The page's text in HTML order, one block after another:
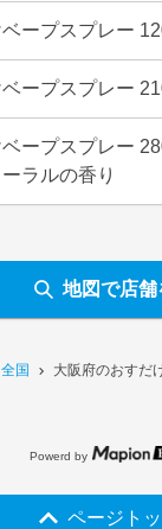
全国 大阪府のおすだ
ープスプレー
ープスプレー
ープスプレー
ラルの香り
地図で店舗
Powerd by
ページト